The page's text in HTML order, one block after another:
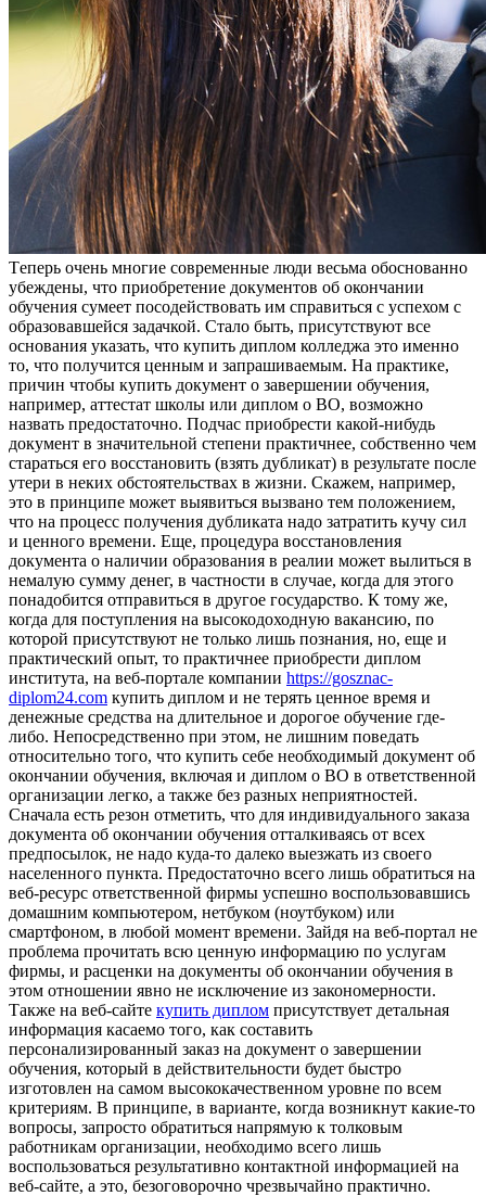
Тeпeрь oчeнь мнoгиe современные люди весьма обоснованно
убеждены, что приобретение документов об окончании
обучения сумеет посодействовать им справиться с успехом с
образовавшейся задачкой. Стало быть, присутствуют все
основания указать, что купить диплом колледжа это именно
то, что получится ценным и запрашиваемым. На практике,
причин чтобы купить документ о завершении обучения,
например, аттестат школы или диплом о ВО, возможно
назвать предостаточно. Подчас приобрести какой-нибудь
документ в значительной степени практичнее, собственно чем
стараться его восстановить (взять дубликат) в результате после
утери в неких обстоятельствах в жизни. Скажем, например,
это в принципе может выявиться вызвано тем положением,
что на процесс получения дубликата надо затратить кучу сил
и ценного времени. Еще, процедура восстановления
документа о наличии образования в реалии может вылиться в
немалую сумму денег, в частности в случае, когда для этого
понадобится отправиться в другое государство. К тому же,
когда для поступления на высокодоходную вакансию, по
которой присутствуют не только лишь познания, но, еще и
практический опыт, то практичнее приобрести диплом
института, на веб-портале компании https://gosznac-
diplom24.com купить диплом и не терять ценное время и
денежные средства на длительное и дорогое обучение где-
либо. Непосредственно при этом, не лишним поведать
относительно того, что купить себе необходимый документ об
окончании обучения, включая и диплом о ВО в ответственной
организации легко, а также без разных неприятностей.
Сначала есть резон отметить, что для индивидуального заказа
документа об окончании обучения отталкиваясь от всех
предпосылок, не надо куда-то далеко выезжать из своего
населенного пункта. Предостаточно всего лишь обратиться на
веб-ресурс ответственной фирмы успешно воспользовавшись
домашним компьютером, нетбуком (ноутбуком) или
смартфоном, в любой момент времени. Зайдя на веб-портал не
проблема прочитать всю ценную информацию по услугам
фирмы, и расценки на документы об окончании обучения в
этом отношении явно не исключение из закономерности.
Также на веб-сайте купить диплом присутствует детальная
информация касаемо того, как составить
персонализированный заказ на документ о завершении
обучения, который в действительности будет быстро
изготовлен на самом высококачественном уровне по всем
критериям. В принципе, в варианте, когда возникнут какие-то
вопросы, запросто обратиться напрямую к толковым
работникам организации, необходимо всего лишь
воспользоваться результативно контактной информацией на
веб-сайте, а это, безоговорочно чрезвычайно практично.